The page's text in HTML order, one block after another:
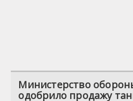
Министерство
одобрило продажу